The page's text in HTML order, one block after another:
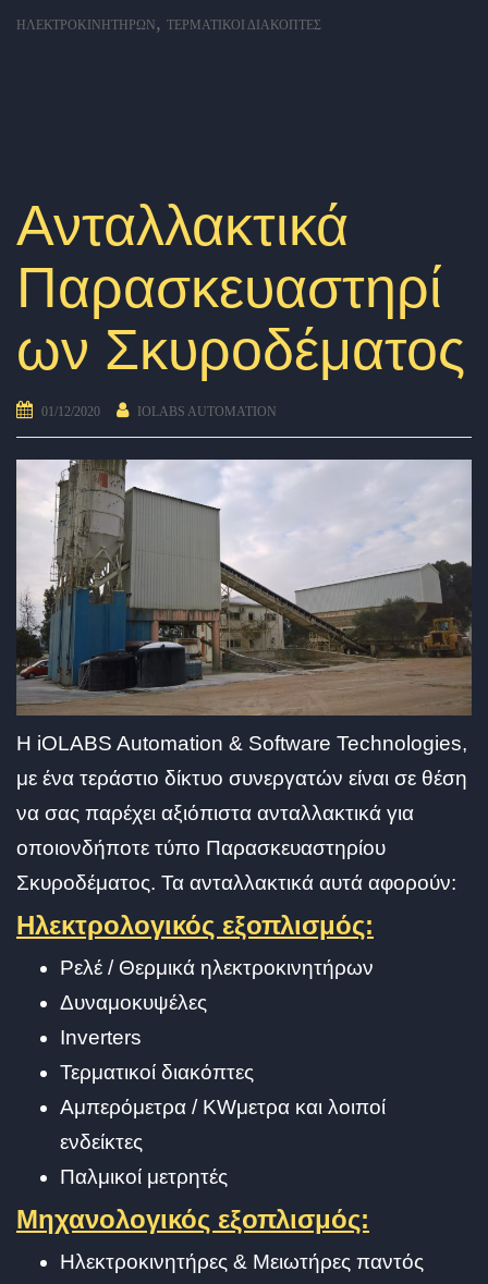
ΗΛΕΚΤΡΟΚΙΝΗΤΉΡΩΝ , ΤΕΡΜΑΤΙΚΟΊ ΔΙΑΚΌΠΤΕΣ
Ανταλλακτικά
Παρασκευαστηρί
ων Σκυροδέματος
01/12/2020 IOLABS AUTOMATION
Η iOLABS Automation & Software Technologies,
με ένα τεράστιο δίκτυο συνεργατών είναι σε θέση
να σας παρέχει αξιόπιστα ανταλλακτικά για
οποιονδήποτε τύπο Παρασκευαστηρίου
Σκυροδέματος. Τα ανταλλακτικά αυτά αφορούν:
Ηλεκτρολογικός εξοπλισμός:
Ρελέ / Θερμικά ηλεκτροκινητήρων
Δυναμοκυψέλες
Inverters
Τερματικοί διακόπτες
Αμπερόμετρα / KWμετρα και λοιποί
ενδείκτες
Παλμικοί μετρητές
Μηχανολογικός εξοπλισμός:
Ηλεκτροκινητήρες & Μειωτήρες παντός